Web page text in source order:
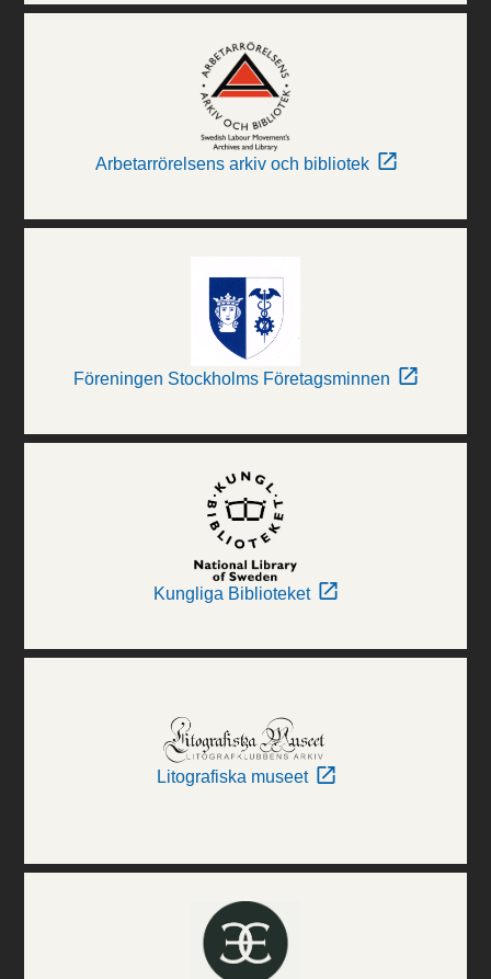
Arbetarrörelsens arkiv och bibliotek
Föreningen Stockholms Företagsminnen
Kungliga Biblioteket
Litografiska museet